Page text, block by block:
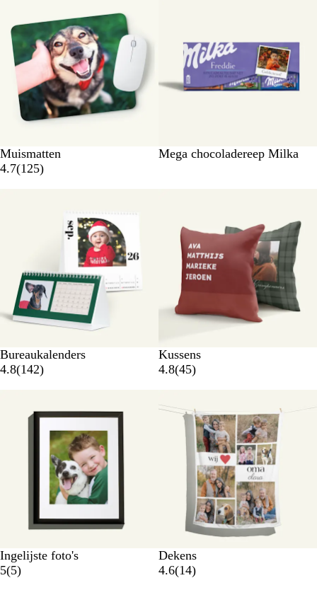
Muismatten
4.7(125)
Mega chocoladereep Milka
Bureaukalenders
4.8(142)
Kussens
4.8(45)
Ingelijste foto's
5(5)
Dekens
4.6(14)